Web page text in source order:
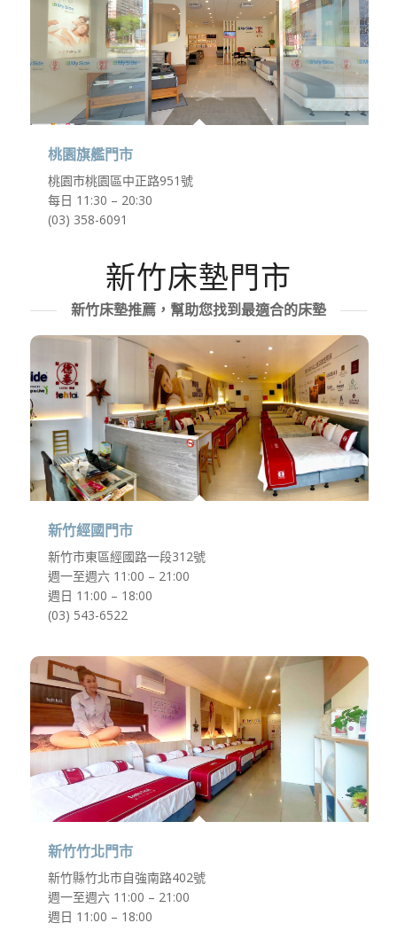
桃園旗艦門市
桃園市桃園區中正路951號
每日 11:30 – 20:30
(03) 358-6091
新竹床墊門市
新竹床墊推薦，幫助您找到最適合的床墊
新竹經國門市
新竹市東區經國路一段312號
週一至週六 11:00 – 21:00
週日 11:00 – 18:00
(03) 543-6522
新竹竹北門市
新竹縣竹北市自強南路402號
週一至週六 11:00 – 21:00
週日 11:00 – 18:00